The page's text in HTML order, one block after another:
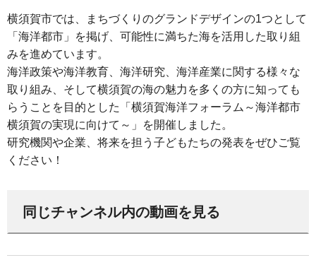
横須賀市では、まちづくりのグランドデザインの1つとして
「海洋都市」を掲げ、可能性に満ちた海を活用した取り組
みを進めています。
海洋政策や海洋教育、海洋研究、海洋産業に関する様々な
取り組み、そして横須賀の海の魅力を多くの方に知っても
らうことを目的とした「横須賀海洋フォーラム～海洋都市
横須賀の実現に向けて～」を開催しました。
研究機関や企業、将来を担う子どもたちの発表をぜひご覧
ください！
同じチャンネル内の動画を見る